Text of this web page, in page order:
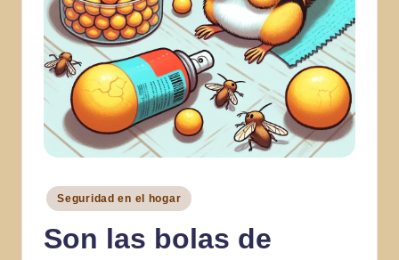
Publicado
en
Seguridad en el hogar
Son las bolas de